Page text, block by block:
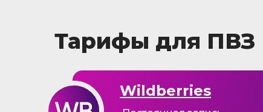
Wildberries
Тарифы для ПВЗ